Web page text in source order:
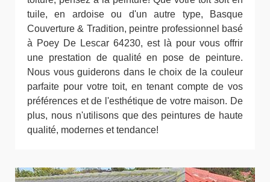
tuile, en ardoise ou d'un autre type, Basque
Couverture & Tradition, peintre professionnel basé
à Poey De Lescar 64230, est là pour vous offrir
une prestation de qualité en pose de peinture.
Nous vous guiderons dans le choix de la couleur
parfaite pour votre toit, en tenant compte de vos
préférences et de l'esthétique de votre maison. De
plus, nous n'utilisons que des peintures de haute
qualité, modernes et tendance!